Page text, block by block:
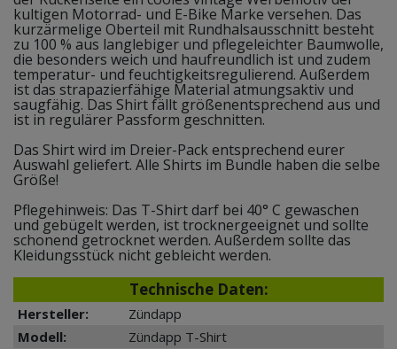
kultigen Motorrad- und E-Bike Marke versehen. Das
kurzärmelige Oberteil mit Rundhalsausschnitt besteht
zu 100 % aus langlebiger und pflegeleichter Baumwolle,
die besonders weich und haufreundlich ist und zudem
temperatur- und feuchtigkeitsregulierend. Außerdem
ist das strapazierfähige Material atmungsaktiv und
saugfähig. Das Shirt fällt größenentsprechend aus und
ist in regulärer Passform geschnitten.
Das Shirt wird im Dreier-Pack entsprechend eurer
Auswahl geliefert. Alle Shirts im Bundle haben die selbe
Größe!
Pflegehinweis: Das T-Shirt darf bei 40° C gewaschen
und gebügelt werden, ist trocknergeeignet und sollte
schonend getrocknet werden. Außerdem sollte das
Kleidungsstück nicht gebleicht werden.
Technische Daten:
Hersteller:
Zündapp
Modell:
Zündapp T-Shirt